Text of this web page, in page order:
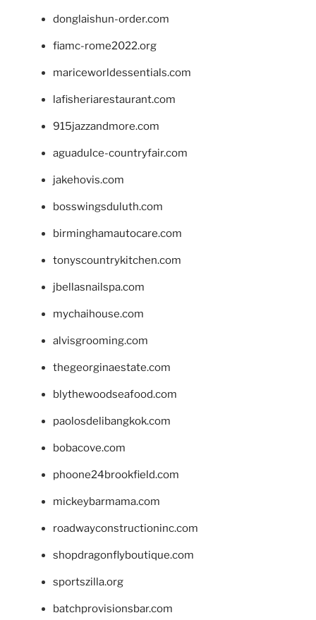
donglaishun-order.com
fiamc-rome2022.org
mariceworldessentials.com
lafisheriarestaurant.com
915jazzandmore.com
aguadulce-countryfair.com
jakehovis.com
bosswingsduluth.com
birminghamautocare.com
tonyscountrykitchen.com
jbellasnailspa.com
mychaihouse.com
alvisgrooming.com
thegeorginaestate.com
blythewoodseafood.com
paolosdelibangkok.com
bobacove.com
phoone24brookfield.com
mickeybarmama.com
roadwayconstructioninc.com
shopdragonflyboutique.com
sportszilla.org
batchprovisionsbar.com